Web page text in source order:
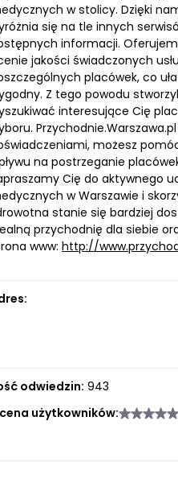
w stolicy. Dzięki
się na tle innych
informacji.
jakości świadczonych
placówek, co
Z tego powodu
interesujące Cię
możesz
na postrzeganie
Cię do aktywnego
w Warszawie i
stanie się bardziej
przychodnię dla siebie
www: http://
odwiedzin: 943
użytkowników: